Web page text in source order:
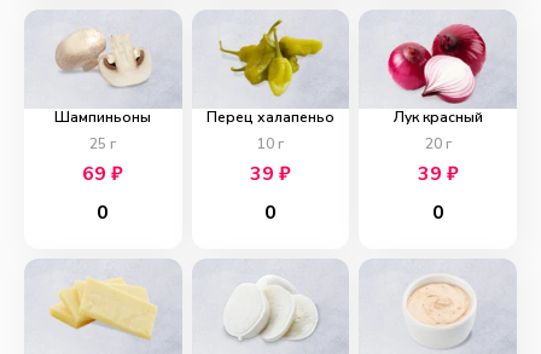
Шампиньоны
25 г
69₽
0
Перец халапеньо
10г
39 ₽
0
Лук красный
20г
39 ₽
0